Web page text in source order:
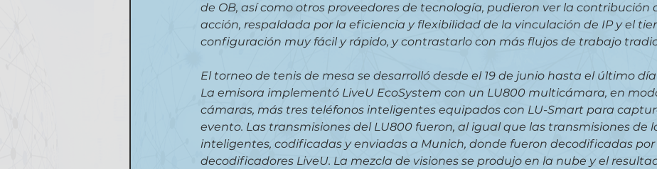
de OB, así como otros proveedores de tecnología, pudieron ver la contribución
acción, respaldada por la eficiencia y flexibilidad de la vinculación de IP y el
configuración muy fácil y rápido, y contrastarlo con más flujos de trabajo
El torneo de tenis de mesa se desarrolló desde el 19 de junio hasta el último
La emisora implementó LiveU EcoSystem con un LU800 multicámara, en
cámaras, más tres teléfonos inteligentes equipados con LU-Smart para
evento. Las transmisiones del LU800 fueron, al igual que las transmisiones de
inteligentes, codificadas y enviadas a Munich, donde fueron decodificadas por
decodificadores LiveU. La mezcla de visiones se produjo en la nube y el